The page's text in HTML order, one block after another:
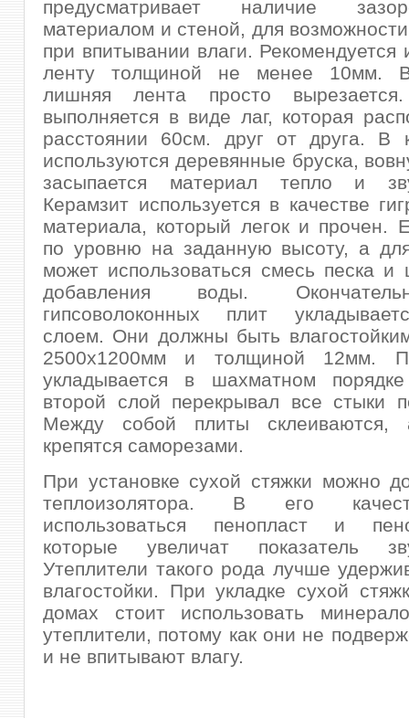
предусматривает наличие
материалом и стеной, для
при впитывании влаги. Рекомендуется
ленту толщиной не менее 10мм.
лишняя лента просто
выполняется в виде лаг, которая
расстоянии 60см. друг от друга. В
используются деревянные бруска,
засыпается материал тепло и
Керамзит используется в качестве
материала, который легок и прочен.
по уровню на заданную высоту, а
может использоваться смесь песка и
добавления воды.
гипсоволоконных плит
слоем. Они должны быть
2500х1200мм и толщиной 12мм.
укладывается в шахматном
второй слой перекрывал все стыки
Между собой плиты
крепятся саморезами.
При установке сухой стяжки можно
теплоизолятора. В его
использоваться пенопласт и
которые увеличат показатель
Утеплители такого рода лучше
влагостойки. При укладке сухой
домах стоит использовать
утеплители, потому как они не
и не впитывают влагу.